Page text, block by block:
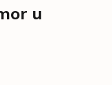
u